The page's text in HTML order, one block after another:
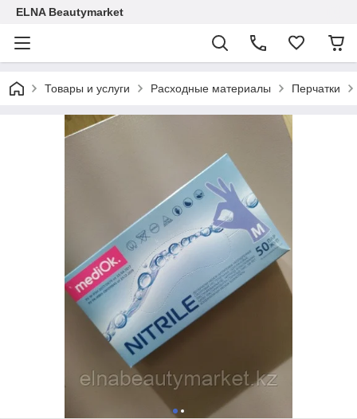
ELNA Beautymarket
Товары и услуги Расходные материалы Перчатки